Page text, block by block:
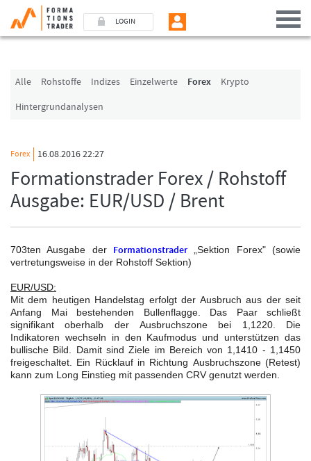
LOGIN
Alle Rohstoffe Indizes Einzelwerte Forex
Krypto
Hintergrundanalysen
Forex 16.08.2016 22:27
Formationstrader Forex / Rohstoff
Ausgabe: EUR/USD / Brent
703ten Ausgabe der Formationstrader „Sektion Forex" (sowie
vertretungsweise in der Rohstoff Sektion)
EUR/USD:
Mit dem heutigen Handelstag erfolgt der Ausbruch aus der seit
Anfang Mai bestehenden Bullenflagge. Das Paar schließt
signifikant oberhalb der Ausbruchszone bei 1,1220. Die
Indikatoren wechseln in den Kaufmodus und unterstützen das
bullische Bild. Damit sind Ziele im Bereich von 1,1410 - 1,1450
freigeschaltet. Ein Rücklauf in Richtung Ausbruchszone (Retest)
kann zum Long Einstieg mit passenden CRV genutzt werden.
Benutzer (E-Mail-Adresse in Kleinschrift)
Angemeldet bleiben
LOGIN
Passwort vergessen
Ich bin neu, und jetzt?
Das Formationstrader Programm bietet unterschiedliche User-Pakete. Bitte
klicken Sie unten auf „Formationstrader werden“, und finden Sie auf
unserem Online-Shop das passende Angebot.
FORMATIONSTRADER WERDEN